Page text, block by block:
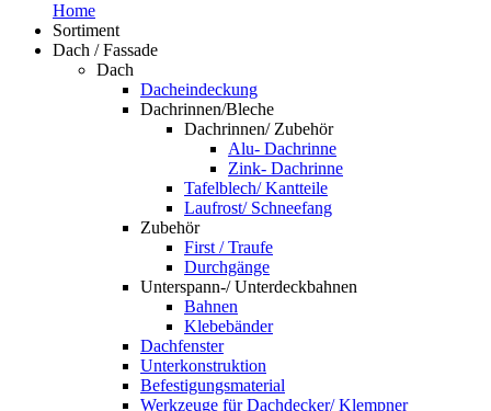
Home
Sortiment
Dach / Fassade
Dach
Dacheindeckung
Dachrinnen/Bleche
Dachrinnen/ Zubehör
Alu- Dachrinne
Zink- Dachrinne
Tafelblech/ Kantteile
Laufrost/ Schneefang
Zubehör
First / Traufe
Durchgänge
Unterspann-/ Unterdeckbahnen
Bahnen
Klebebänder
Dachfenster
Unterkonstruktion
Befestigungsmaterial
Werkzeuge für Dachdecker/ Klempner